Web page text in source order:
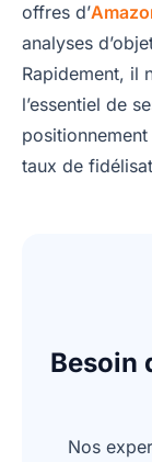
offres d’
analyses
Rapidement, il
l’essentiel de
taux de
Besoin
Nos